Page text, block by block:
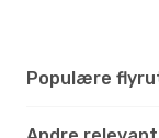
Populære